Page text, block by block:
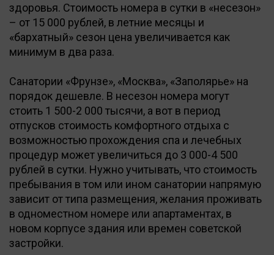
здоровья. Стоимость номера в сутки в «несезон»
– от 15 000 рублей, в летние месяцы и
«бархатный» сезон цена увеличивается как
минимум в два раза.
Санатории «Фрунзе», «Москва», «Заполярье» на
порядок дешевле. В несезон номера могут
стоить 1 500-2 000 тысячи, а вот в период
отпусков стоимость комфортного отдыха с
возможностью прохождения спа и лечебных
процедур может увеличиться до 3 000-4 500
рублей в сутки. Нужно учитывать, что стоимость
пребывания в том или ином санатории напрямую
зависит от типа размещения, желания проживать
в одноместном номере или апартаментах, в
новом корпусе здания или времен советской
застройки.